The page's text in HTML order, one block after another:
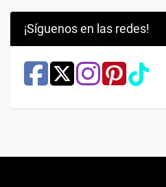
¡Síguenos en las redes!